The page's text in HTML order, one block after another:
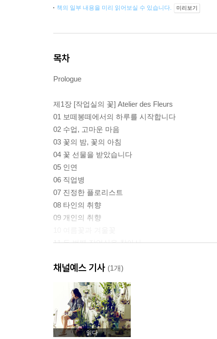
책의 일부 내용을 미리 읽어보실 수 있습니다. 미리보기
목차
Prologue
제1장 [작업실의 꽃] Atelier des Fleurs
01 보떼봉떼에서의 하루를 시작합니다
02 수업, 고마운 마음
03 꽃의 밤, 꽃의 아침
04 꽃 선물을 받았습니다
05 인연
06 직업병
07 진정한 플로리스트
08 타인의 취향
09 개인의 취향
11 두 번째 작업실을 찾아서
***** Flower Lesson (1) ***** 베이직 스타일 부케
제2장 [기억의 꽃] Fleurs de la M?moire
01 눈부신 날들
02 순간들
03 마음을 터놓는 작업실
채널예스 기사 (1개)
읽다